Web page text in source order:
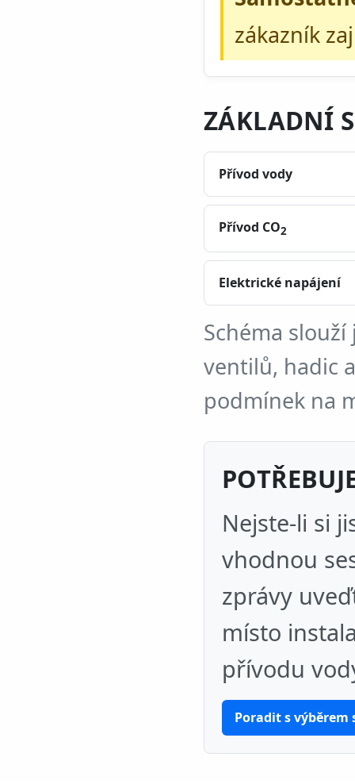
zákazník
ZÁKLADNÍ
Přívod vody
Přívod CO2
Elektrické napájení
Schéma
ventilů, hadic
podmínek na
Nejste-li si
vhodnou
zprávy
místo
přívodu
Poradit s výběrem